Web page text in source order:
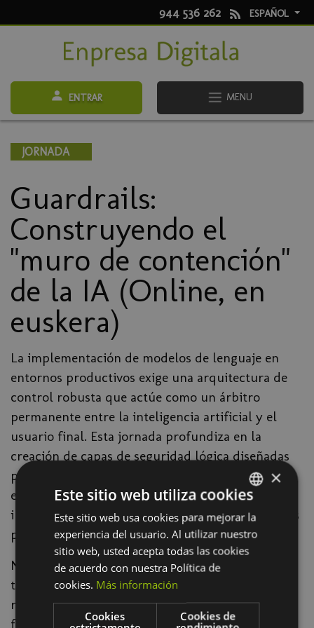
944 536 262 ESPAÑOL
ENTRAR MENU
JORNADA
Guardrails:
Construyendo el
"muro de contención"
de la IA (Online, en
euskera)
La implementación de modelos de lenguaje en
entornos productivos exige una arquitectura de
control robusta que actúe como un árbitro
permanente entre la inteligencia artificial y el
usuario final. Esta jornada profundiza en la
creación de capas de seguridad lógica diseñadas
para garantizar que el sistema se mantenga
estrictamente dentro de los parámetros de
integridad, legalidad y tono corporativo definidos
por la organización.
No se trata simplemente de una configuración
técnica, sino de una estrategia de mitigación de
riesgos que protege la reputación de la empresa
frente a comportamientos erráticos o intentos de
SPANISH
BASQUE
×
Este sitio web utiliza cookies
Este sitio web usa cookies para mejorar la
experiencia del usuario. Al utilizar nuestro
sitio web, usted acepta todas las cookies
de acuerdo con nuestra Política de
cookies. Más información
Cookies
Cookies de